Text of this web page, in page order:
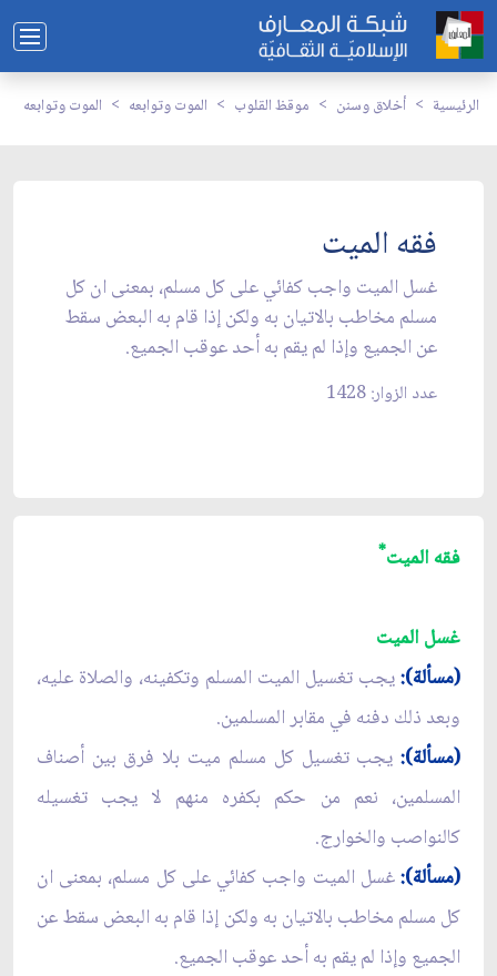
الرئيسية أخلاق وسنن موقظ القلوب الموت وتوابعه الموت وتوابعه
فقه الميت
غسل الميت واجب كفائي على كل مسلم، بمعنى ان كل
مسلم مخاطب بالاتيان به ولكن إذا قام به البعض سقط
عن الجميع وإذا لم يقم به أحد عوقب الجميع.
عدد الزوار: 1428
فقه الميت*
غسل الميت
(مسألة):يجب تغسيل الميت المسلم وتكفينه، والصلاة عليه،
وبعد ذلك دفنه في مقابر المسلمين.
(مسألة):يجب تغسيل كل مسلم ميت بلا فرق بين أصناف
المسلمين، نعم من حكم بكفره منهم لا يجب تغسيله
كالنواصب والخوارج.
(مسألة):غسل الميت واجب كفائي على كل مسلم، بمعنى ان
كل مسلم مخاطب بالاتيان به ولكن إذا قام به البعض سقط عن
الجميع وإذا لم يقم به أحد عوقب الجميع.